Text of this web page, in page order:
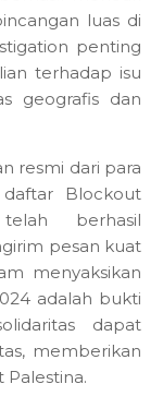
luas di
penting
terhadap isu
geografis dan
resmi dari para
Blockout
berhasil
pesan kuat
menyaksikan
adalah bukti
dapat
memberikan
Palestina.